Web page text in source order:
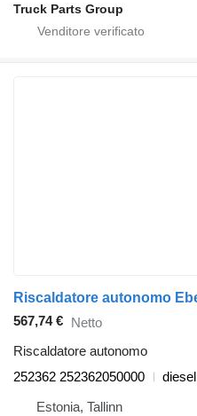
Truck Parts Group
567,74 € Netto
Riscaldatore autonomo
252362 252362050000
diesel
Estonia, Tallinn